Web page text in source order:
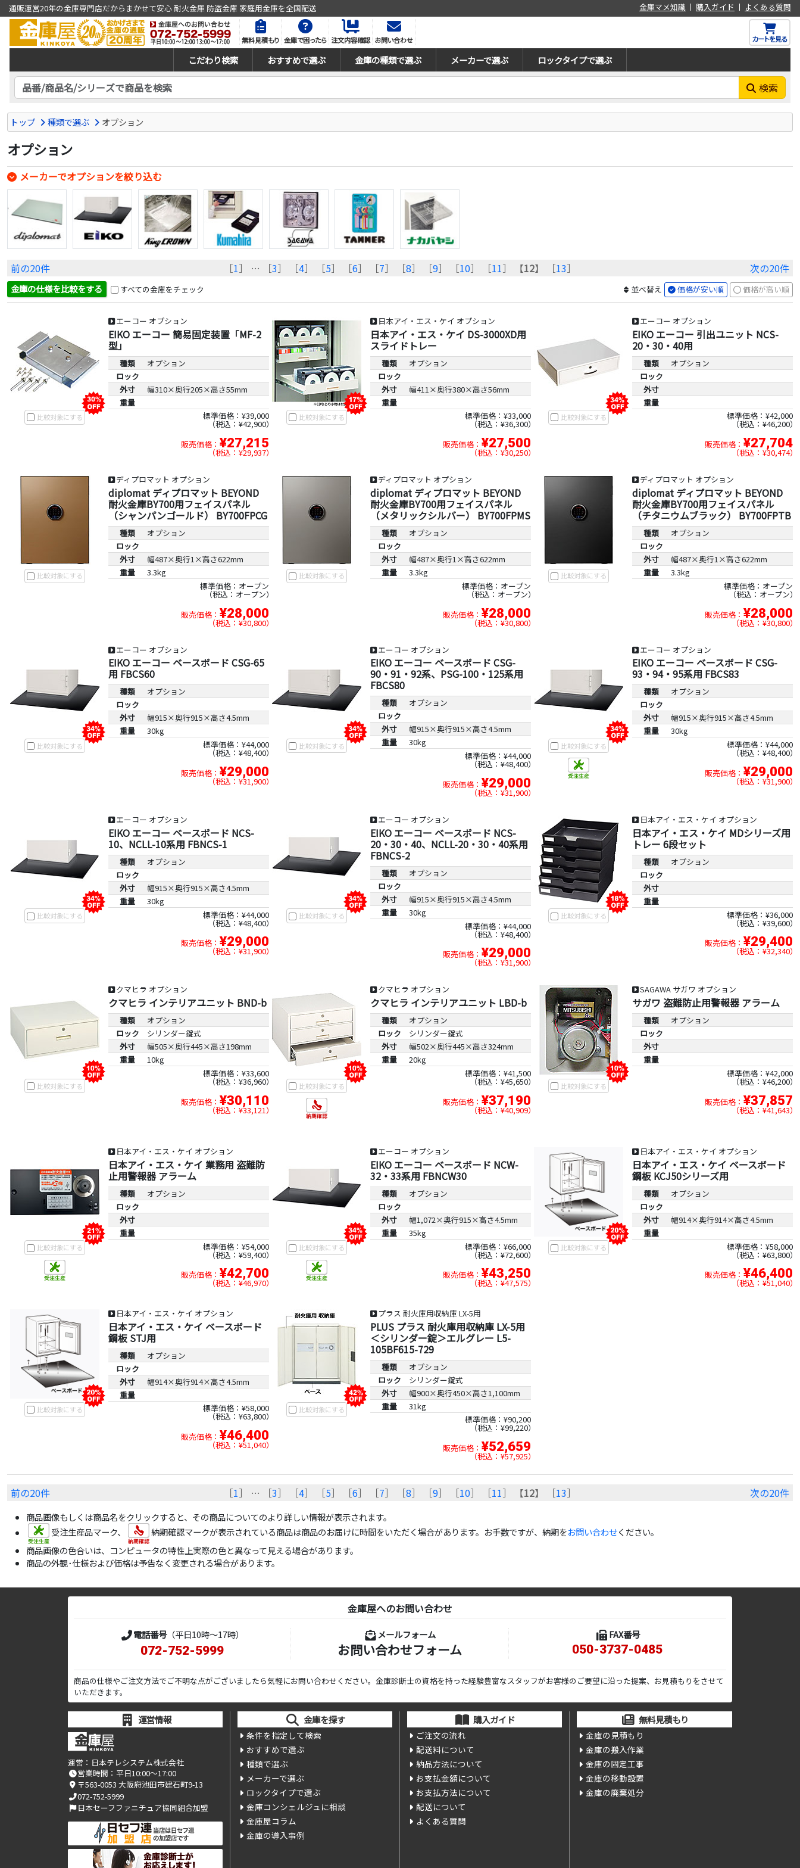
通販運営20年の金庫専門店だからまかせて安心 耐火金庫 防盗金庫 家庭用金庫を全国配送 金庫マメ知識 購入ガイド よくある質問
無料見積もり 金庫で困ったら 注文内容確認 お問い合わせ カートを見る
こだわり検索 おすすめで選ぶ 金庫の種類で選ぶ メーカーで選ぶ ロックタイプで選ぶ
検索
トップ 種類で選ぶ オプション
オプション
メーカーでオプションを絞り込む
前の20件 ［1］ … ［3］ ［4］ ［5］ ［6］ ［7］ ［8］ ［9］ ［10］ ［11］ 【12】 ［13］ 次の20件
金庫の仕様を比較をする すべての金庫をチェック 並べ替え 価格が安い順 価格が高い順
比較対象にする
エーコー オプション
EIKO エーコー 簡易固定装置「MF-2
型」
種類
オプション
ロック
外寸
幅310×奥行205×高さ55mm
重量
標準価格：¥39,000
税込：¥42,900
販売価格： ¥27,215
税込：¥29,937
比較対象にする
日本アイ・エス・ケイ オプション
日本アイ・エス・ケイ DS-3000XD用
スライドトレー
種類
オプション
ロック
外寸
幅411×奥行380×高さ56mm
重量
標準価格：¥33,000
税込：¥36,300
販売価格： ¥27,500
税込：¥30,250
比較対象にする
エーコー オプション
EIKO エーコー 引出ユニット NCS-
20・30・40用
種類
オプション
ロック
外寸
重量
標準価格：¥42,000
税込：¥46,200
販売価格： ¥27,704
税込：¥30,474
比較対象にする
ディプロマット オプション
diplomat ディプロマット BEYOND
耐火金庫BY700用フェイスパネル
（シャンパンゴールド） BY700FPCG
種類
オプション
ロック
外寸
幅487×奥行1×高さ622mm
重量
3.3kg
標準価格：オープン
税込：オープン
販売価格： ¥28,000
税込：¥30,800
比較対象にする
ディプロマット オプション
diplomat ディプロマット BEYOND
耐火金庫BY700用フェイスパネル
（メタリックシルバー） BY700FPMS
種類
オプション
ロック
外寸
幅487×奥行1×高さ622mm
重量
3.3kg
標準価格：オープン
税込：オープン
販売価格： ¥28,000
税込：¥30,800
比較対象にする
ディプロマット オプション
diplomat ディプロマット BEYOND
耐火金庫BY700用フェイスパネル
（チタニウムブラック） BY700FPTB
種類
オプション
ロック
外寸
幅487×奥行1×高さ622mm
重量
3.3kg
標準価格：オープン
税込：オープン
販売価格： ¥28,000
税込：¥30,800
比較対象にする
エーコー オプション
EIKO エーコー ベースボード CSG-65
用 FBCS60
種類
オプション
ロック
外寸
幅915×奥行915×高さ4.5mm
重量
30kg
標準価格：¥44,000
税込：¥48,400
販売価格： ¥29,000
税込：¥31,900
比較対象にする
エーコー オプション
EIKO エーコー ベースボード CSG-
90・91・92系、PSG-100・125系用
FBCS80
種類
オプション
ロック
外寸
幅915×奥行915×高さ4.5mm
重量
30kg
標準価格：¥44,000
税込：¥48,400
販売価格： ¥29,000
税込：¥31,900
比較対象にする
エーコー オプション
EIKO エーコー ベースボード CSG-
93・94・95系用 FBCS83
種類
オプション
ロック
外寸
幅915×奥行915×高さ4.5mm
重量
30kg
標準価格：¥44,000
税込：¥48,400
販売価格： ¥29,000
税込：¥31,900
比較対象にする
エーコー オプション
EIKO エーコー ベースボード NCS-
10、NCLL-10系用 FBNCS-1
種類
オプション
ロック
外寸
幅915×奥行915×高さ4.5mm
重量
30kg
標準価格：¥44,000
税込：¥48,400
販売価格： ¥29,000
税込：¥31,900
比較対象にする
エーコー オプション
EIKO エーコー ベースボード NCS-
20・30・40、NCLL-20・30・40系用
FBNCS-2
種類
オプション
ロック
外寸
幅915×奥行915×高さ4.5mm
重量
30kg
標準価格：¥44,000
税込：¥48,400
販売価格： ¥29,000
税込：¥31,900
比較対象にする
日本アイ・エス・ケイ オプション
日本アイ・エス・ケイ MDシリーズ用
トレー 6段セット
種類
オプション
ロック
外寸
重量
標準価格：¥36,000
税込：¥39,600
販売価格： ¥29,400
税込：¥32,340
比較対象にする
クマヒラ オプション
クマヒラ インテリアユニット BND-b
種類
オプション
ロック
シリンダー錠式
外寸
幅505×奥行445×高さ198mm
重量
10kg
標準価格：¥33,600
税込：¥36,960
販売価格： ¥30,110
税込：¥33,121
比較対象にする
クマヒラ オプション
クマヒラ インテリアユニット LBD-b
種類
オプション
ロック
シリンダー錠式
外寸
幅502×奥行445×高さ324mm
重量
20kg
標準価格：¥41,500
税込：¥45,650
販売価格： ¥37,190
税込：¥40,909
比較対象にする
SAGAWA サガワ オプション
サガワ 盗難防止用警報器 アラーム
種類
オプション
ロック
外寸
重量
標準価格：¥42,000
税込：¥46,200
販売価格： ¥37,857
税込：¥41,643
比較対象にする
日本アイ・エス・ケイ オプション
日本アイ・エス・ケイ 業務用 盗難防
止用警報器 アラーム
種類
オプション
ロック
外寸
重量
標準価格：¥54,000
税込：¥59,400
販売価格： ¥42,700
税込：¥46,970
比較対象にする
エーコー オプション
EIKO エーコー ベースボード NCW-
32・33系用 FBNCW30
種類
オプション
ロック
外寸
幅1,072×奥行915×高さ4.5mm
重量
35kg
標準価格：¥66,000
税込：¥72,600
販売価格： ¥43,250
税込：¥47,575
比較対象にする
日本アイ・エス・ケイ オプション
日本アイ・エス・ケイ ベースボード
鋼板 KCJ50シリーズ用
種類
オプション
ロック
外寸
幅914×奥行914×高さ4.5mm
重量
標準価格：¥58,000
税込：¥63,800
販売価格： ¥46,400
税込：¥51,040
比較対象にする
日本アイ・エス・ケイ オプション
日本アイ・エス・ケイ ベースボード
鋼板 STJ用
種類
オプション
ロック
外寸
幅914×奥行914×高さ4.5mm
重量
標準価格：¥58,000
税込：¥63,800
販売価格： ¥46,400
税込：¥51,040
比較対象にする
プラス 耐火庫用収納庫 LX-5用
PLUS プラス 耐火庫用収納庫 LX-5用
＜シリンダー錠＞エルグレー L5-
105BF615-729
種類
オプション
ロック
シリンダー錠式
外寸
幅900×奥行450×高さ1,100mm
重量
31kg
標準価格：¥90,200
税込：¥99,220
販売価格： ¥52,659
税込：¥57,925
前の20件 ［1］ … ［3］ ［4］ ［5］ ［6］ ［7］ ［8］ ［9］ ［10］ ［11］ 【12】 ［13］ 次の20件
商品画像もしくは商品名をクリックすると、その商品についてのより詳しい情報が表示されます。
受注生産品マーク、
納期確認マークが表示されている商品は商品のお届けに時間をいただく場合があります。お手数ですが、納期をお問い合わせください。
商品画像の色合いは、コンピュータの特性上実際の色と異なって見える場合があります。
商品の外観･仕様および価格は予告なく変更される場合があります。
金庫屋へのお問い合わせ
電話番号（平日10時～17時）
072-752-5999
メールフォーム
お問い合わせフォーム
FAX番号
050-3737-0485
商品の仕様やご注文方法でご不明な点がございましたら気軽にお問い合わせください。金庫診断士の資格を持った経験豊富なスタッフがお客様のご要望に沿った提案、お見積もりをさせて
いただきます。
運営情報
運営： 日本テレシステム株式会社
営業時間：平日10:00～17:00
〒563-0053 大阪府池田市建石町9-13
072-752-5999
日本セーフファニチュア協同組合加盟
金庫を探す
条件を指定して検索
おすすめで選ぶ
種類で選ぶ
メーカーで選ぶ
ロックタイプで選ぶ
金庫コンシェルジュに相談
金庫屋コラム
金庫の導入事例
購入ガイド
ご注文の流れ
配送料について
納品方法について
お支払金額について
お支払方法について
配送について
よくある質問
無料見積もり
金庫の見積もり
金庫の搬入作業
金庫の固定工事
金庫の移動設置
金庫の廃棄処分